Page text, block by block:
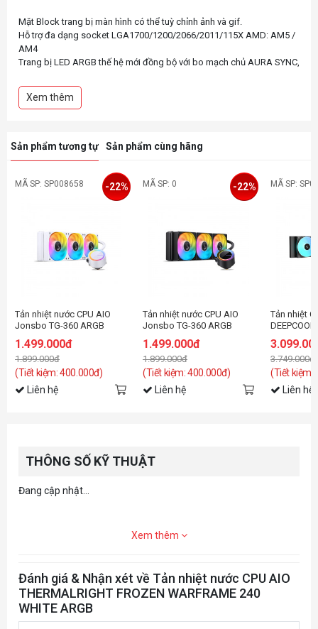
Mặt Block trang bị màn hình có thể tuỳ chỉnh ảnh và gif.
Hỗ trợ đa dạng socket LGA1700/1200/2066/2011/115X AMD: AM5 /
AM4
Trang bị LED ARGB thế hệ mới đồng bộ với bo mạch chủ AURA SYNC,
Quạt thế hệ mới với cao su chống rung lắp đặt sẵn hiệu năng cao
Ống nước bọc dù cao cấp dài 400mm đảm bảo hoạt động bền bỉ
Xem thêm
Sản phẩm tương tự Sản phẩm cùng hãng
MÃ SP: SP008658
Tản nhiệt nước CPU AIO
Jonsbo TG-360 ARGB
không dây )
1.499.000đ
1.899.000đ
(Tiết kiệm: 400.000đ)
-22%
Liên hệ
MÃ SP: 0
Tản nhiệt nước CPU AIO
Jonsbo TG-360 ARGB
không dây )
1.499.000đ
1.899.000đ
(Tiết kiệm: 400.000đ)
-22%
Liên hệ
MÃ SP:
Tản nhiệt
3.749.000đ
(Tiết kiệm:
Liên hệ
THÔNG SỐ KỸ THUẬT
Đang cập nhật...
Xem thêm
Đánh giá & Nhận xét về Tản nhiệt nước CPU AIO
THERMALRIGHT FROZEN WARFRAME 240
WHITE ARGB